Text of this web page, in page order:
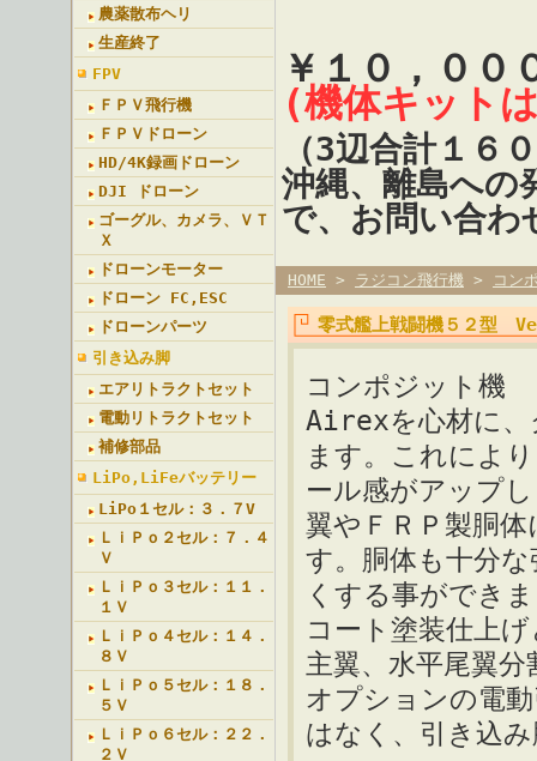
農薬散布ヘリ
生産終了
FPV
ＦＰＶ飛行機
ＦＰＶドローン
HD/4K録画ドローン
DJI ドローン
ゴーグル、カメラ、ＶＴ
Ｘ
ドローンモーター
ドローン FC,ESC
ドローンパーツ
引き込み脚
エアリトラクトセット
電動リトラクトセット
補修部品
LiPo,LiFeバッテリー
LiPo１セル：３．７V
ＬｉＰｏ２セル：７．４
Ｖ
ＬｉＰｏ３セル：１１．
１Ｖ
ＬｉＰｏ４セル：１４．
８Ｖ
ＬｉＰｏ５セル：１８．
５Ｖ
ＬｉＰｏ６セル：２２．
２Ｖ
￥１０，００
(機体キット
（3辺合計１６
沖縄、離島への
で、お問い合わ
HOME > ラジコン飛行機 > コン
零式艦上戦闘機５２型
コンポジット機
Airexを心材に、
ます。これによ
ール感がアップ
翼やＦＲＰ製胴
す。胴体も十分
くする事ができ
コート塗装仕上
主翼、水平尾翼分
オプションの電
はなく、引き込